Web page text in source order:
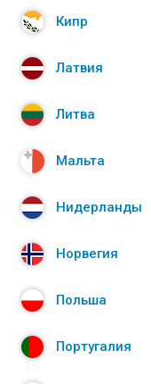
Кипр
Латвия
Литва
Мальта
Нидерланды
Норвегия
Польша
Португалия